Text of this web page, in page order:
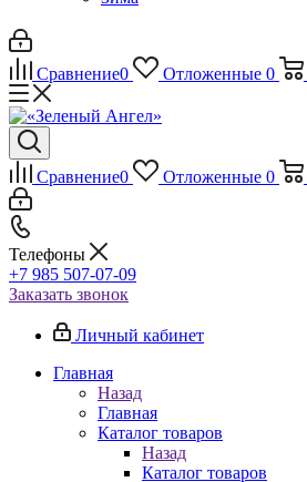
Сравнение0 Отложенные 0
Сравнение0 Отложенные 0
Телефоны
+7 985 507-07-09
Заказать звонок
Личный кабинет
Главная
Назад
Главная
Каталог товаров
Назад
Каталог товаров